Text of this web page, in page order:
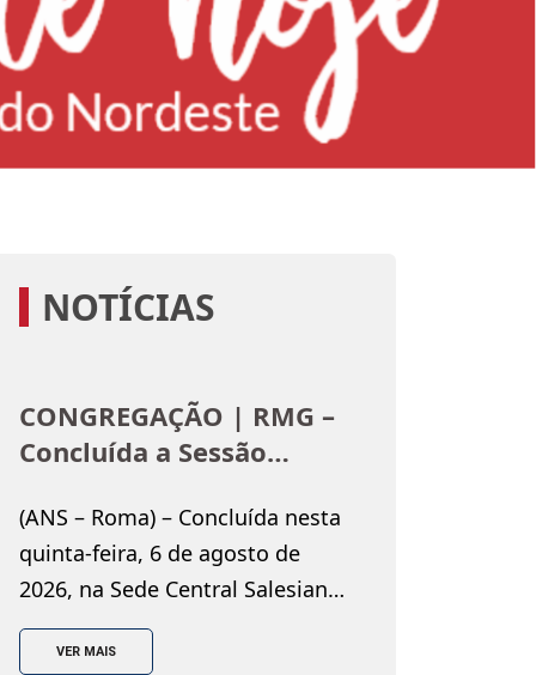
NOTÍCIAS
CONGREGAÇÃO | RMG –
Concluída a Sessão
Conselho Geral: o convite
do Reitor-Mor a escolher
“o caminho de Neemias”
(ANS – Roma) – Concluída nesta
quinta-feira, 6 de agosto de
2026, na Sede Central Salesiana
de Roma, a Sessão Plenária de
Verão do Conselho Geral,
VER MAIS